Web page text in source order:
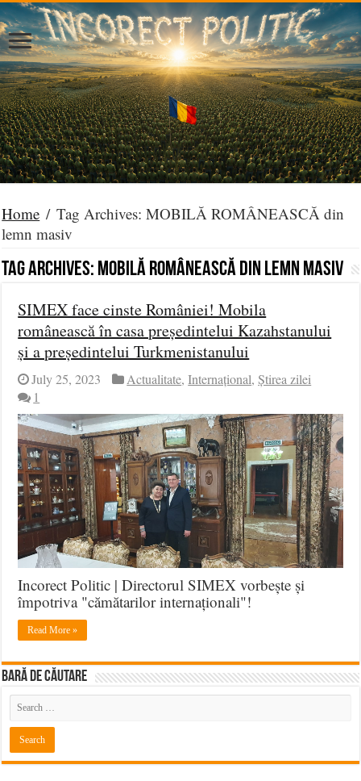
Home / Tag Archives: MOBILĂ ROMÂNEASCĂ din
lemn masiv
Tag Archives: MOBILĂ ROMÂNEASCĂ din lemn masiv
SIMEX face cinste României! Mobila
românească în casa președintelui Kazahstanului
și a președintelui Turkmenistanului
July 25, 2023 Actualitate,Internațional,Știrea zilei
1
Incorect Politic | Directorul SIMEX vorbește și
împotriva "cămătarilor internaționali"!
Read More »
BARĂ DE CĂUTARE